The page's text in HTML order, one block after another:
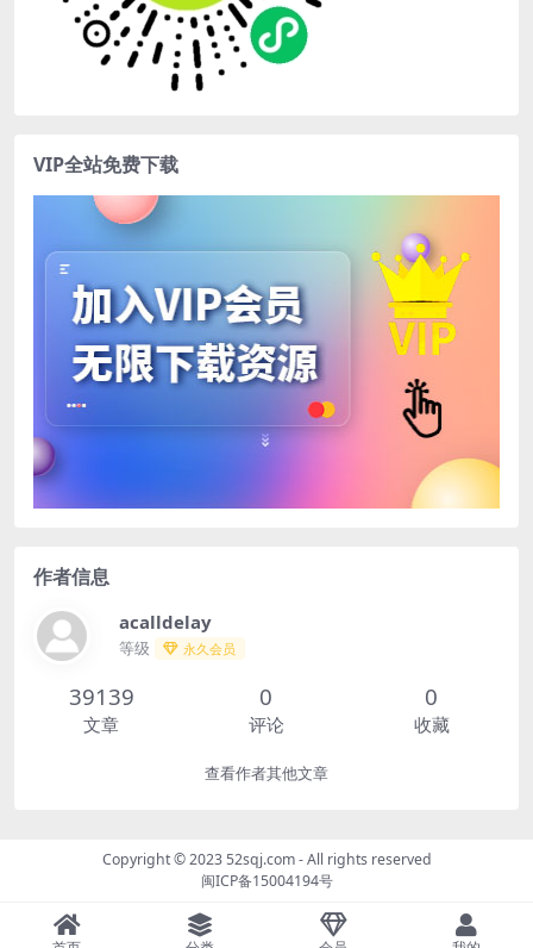
VIP全站免费下载
作者信息
acalldelay
等级 永久会员
39139
文章
0
评论
0
收藏
查看作者其他文章
Copyright © 2023 52sqj.com- All rights reserved
闽ICP备15004194号